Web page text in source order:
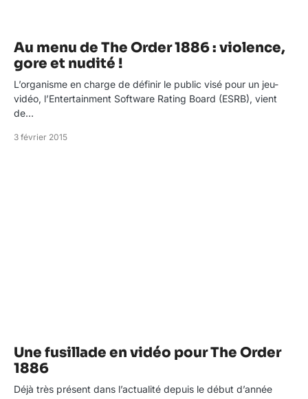
Au menu de The Order 1886 : violence,
gore et nudité !
L’organisme en charge de définir le public visé pour un jeu-
vidéo, l’Entertainment Software Rating Board (ESRB), vient
de…
3 février 2015
Une fusillade en vidéo pour The Order
1886
Déjà très présent dans l’actualité depuis le début d’année